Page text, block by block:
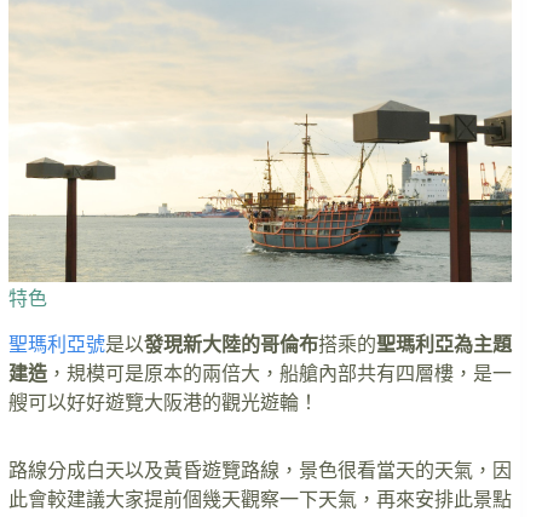
特色
聖瑪利亞號是以發現新大陸的哥倫布搭乘的聖瑪利亞為主題
建造 ，規模可是原本的兩倍大，船艙內部共有四層樓，是一
艘可以好好遊覽大阪港的觀光遊輪！
路線分成白天以及黃昏遊覽路線，景色很看當天的天氣，因
此會較建議大家提前個幾天觀察一下天氣，再來安排此景點